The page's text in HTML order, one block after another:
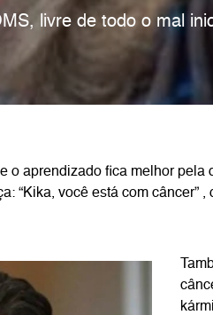
livre de todo o mal
o aprendizado fica melhor pela
“Kika, você está com câncer”